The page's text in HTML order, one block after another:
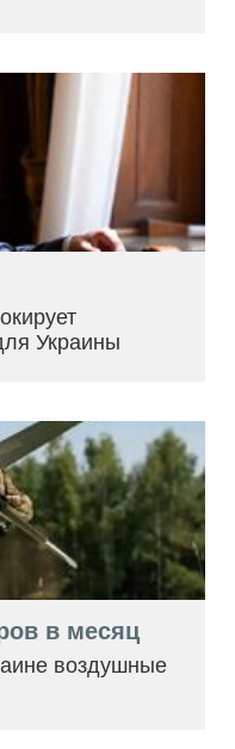
Украины
в месяц
воздушные